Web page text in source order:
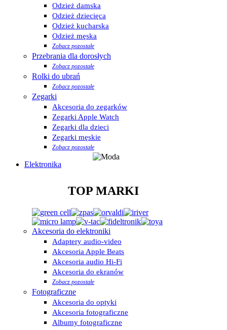
Odzież damska
Odzież dziecięca
Odzież kucharska
Odzież męska
Zobacz pozostałe
Przebrania dla dorosłych
Zobacz pozostałe
Rolki do ubrań
Zobacz pozostałe
Zegarki
Akcesoria do zegarków
Zegarki Apple Watch
Zegarki dla dzieci
Zegarki męskie
Zobacz pozostałe
Elektronika
TOP MARKI
Akcesoria do elektroniki
Adaptery audio-video
Akcesoria Apple Beats
Akcesoria audio Hi-Fi
Akcesoria do ekranów
Zobacz pozostałe
Fotograficzne
Akcesoria do optyki
Akcesoria fotograficzne
Albumy fotograficzne